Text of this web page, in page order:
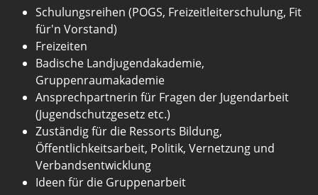
Schulungsreihen (POGS, Freizeitleiterschulung, Fit
für'n Vorstand)
Freizeiten
Badische Landjugendakademie,
Gruppenraumakademie
Ansprechpartnerin für Fragen der Jugendarbeit
(Jugendschutzgesetz etc.)
Zuständig für die Ressorts Bildung,
Öffentlichkeitsarbeit, Politik, Vernetzung und
Verbandsentwicklung
Ideen für die Gruppenarbeit